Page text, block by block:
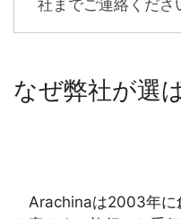
社までご連絡くださ
なぜ弊社が選
Arachinaは2003年に